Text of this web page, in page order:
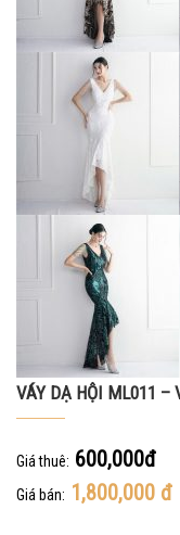
VÁY DẠ HỘI ML011 –
Giá thuê: 600,000đ
Giá bán: 1,800,000 đ